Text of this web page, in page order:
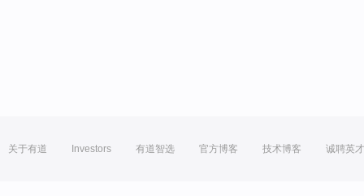
关于有道 Investors 有道智选 官方博客 技术博客 诚聘英才